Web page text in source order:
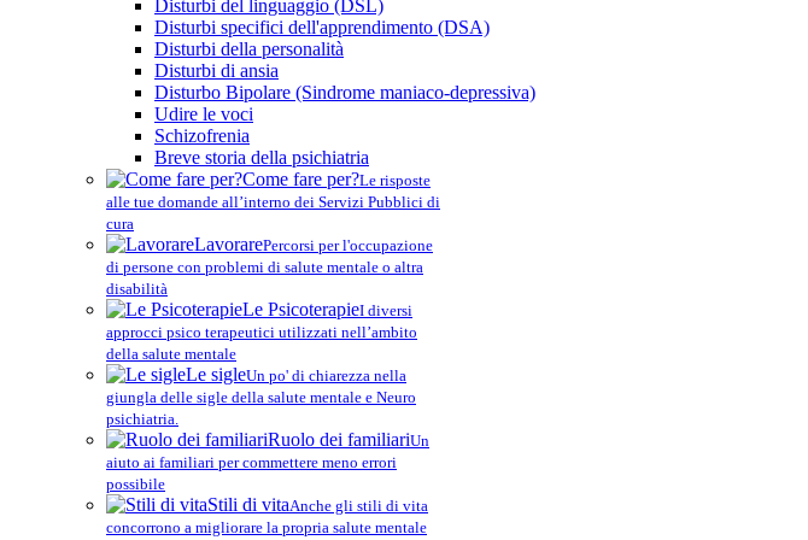
Disturbi del linguaggio (DSL)
Disturbi specifici dell'apprendimento (DSA)
Disturbi della personalità
Disturbi di ansia
Disturbo Bipolare (Sindrome maniaco-depressiva)
Udire le voci
Schizofrenia
Breve storia della psichiatria
Come fare per?Le risposte
alle tue domande all’interno dei Servizi Pubblici di
cura
LavorarePercorsi per l'occupazione
di persone con problemi di salute mentale o altra
disabilità
Le PsicoterapieI diversi
approcci psico terapeutici utilizzati nell’ambito
della salute mentale
Le sigleUn po' di chiarezza nella
giungla delle sigle della salute mentale e Neuro
psichiatria.
Ruolo dei familiariUn
aiuto ai familiari per commettere meno errori
possibile
Stili di vitaAnche gli stili di vita
concorrono a migliorare la propria salute mentale